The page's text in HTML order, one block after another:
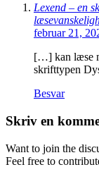
Lexend – en
februar 21,
[…] kan læse
skrifttypen
Besvar
Skriv en
Want to join the
Feel free to